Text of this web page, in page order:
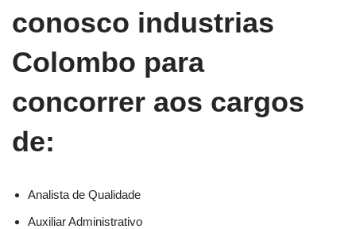
conosco industrias
Colombo para
concorrer aos cargos
de:
Analista de Qualidade
Auxiliar Administrativo